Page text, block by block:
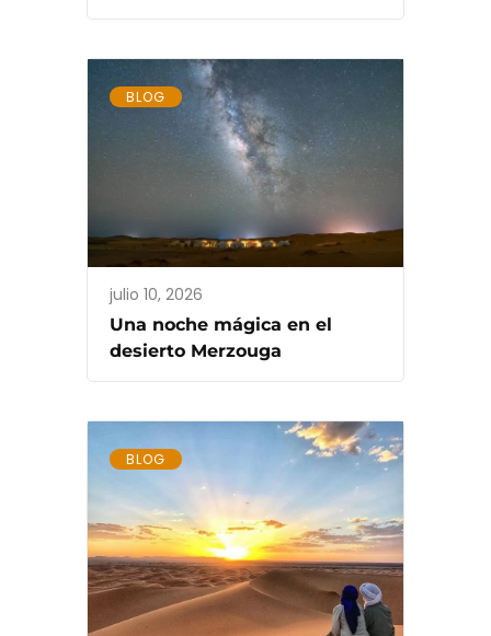
BLOG
julio 10, 2026
Una noche mágica en el
desierto Merzouga
BLOG